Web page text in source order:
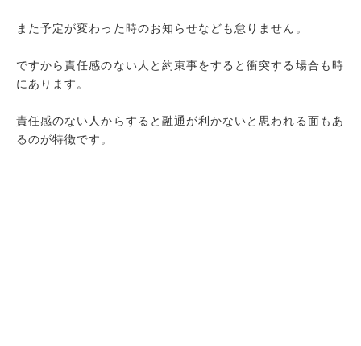
また予定が変わった時のお知らせなども怠りません。
ですから責任感のない人と約束事をすると衝突する場合も時
にあります。
責任感のない人からすると融通が利かないと思われる面もあ
るのが特徴です。